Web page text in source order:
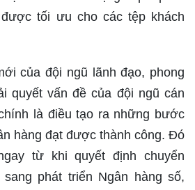
tối ưu cho các tệp khách
của đội ngũ lãnh đạo, phong
quyết vấn đề của đội ngũ cán
là điều tạo ra những bước
hàng đạt được thành công. Đó
từ khi quyết định chuyển
phát triển Ngân hàng số,